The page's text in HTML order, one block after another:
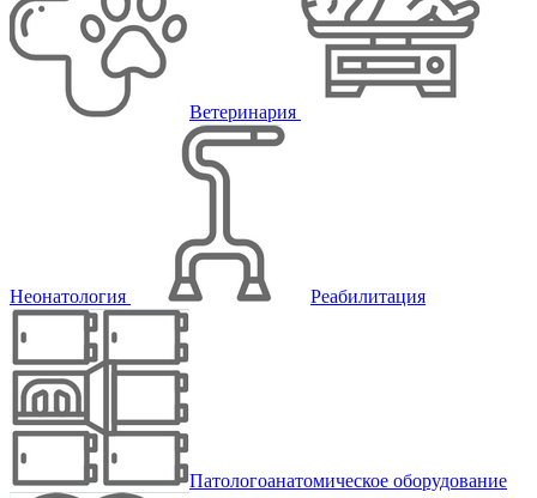
Ветеринария
Неонатология Реабилитация
Патологоанатомическое оборудование